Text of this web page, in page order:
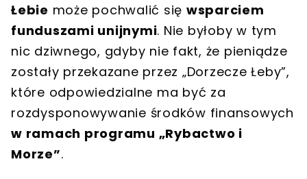
Łebie może pochwalić się wsparciem
funduszami unijnymi. Nie byłoby w tym
nic dziwnego, gdyby nie fakt, że pieniądze
zostały przekazane przez „Dorzecze Łeby”,
które odpowiedzialne ma być za
rozdysponowywanie środków finansowych
w ramach programu „Rybactwo i
Morze”.